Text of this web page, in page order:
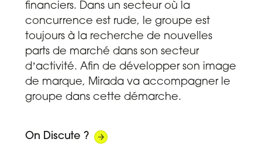
financiers. Dans un secteur où la
concurrence est rude, le groupe est
toujours à la recherche de nouvelles
parts de marché dans son secteur
dʼactivité. Afin de développer son image
de marque, Mirada va accompagner le
groupe dans cette démarche.
On Discute ?